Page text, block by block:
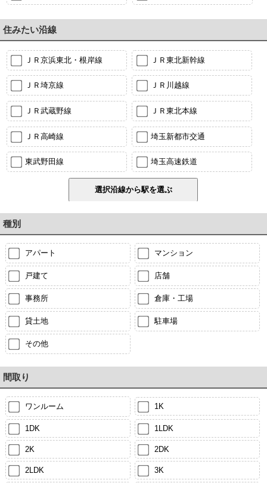
住みたい沿線
ＪＲ京浜東北・根岸線 ＪＲ東北新幹線
ＪＲ埼京線 ＪＲ川越線
ＪＲ武蔵野線 ＪＲ東北本線
ＪＲ高崎線 埼玉新都市交通
東武野田線 埼玉高速鉄道
種別
アパート マンション
戸建て 店舗
事務所 倉庫・工場
貸土地 駐車場
その他
間取り
ワンルーム 1K
1DK 1LDK
2K 2DK
2LDK 3K